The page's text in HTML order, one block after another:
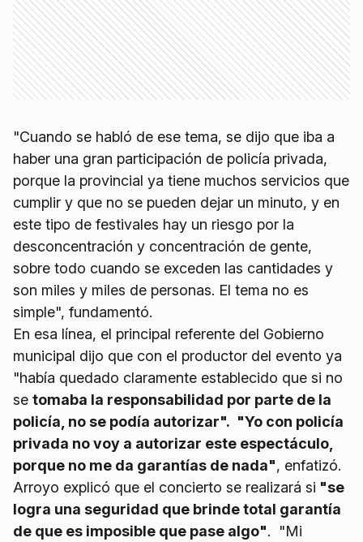
"Cuando se habló de ese tema, se dijo que iba a
haber una gran participación de policía privada,
porque la provincial ya tiene muchos servicios que
cumplir y que no se pueden dejar un minuto, y en
este tipo de festivales hay un riesgo por la
desconcentración y concentración de gente,
sobre todo cuando se exceden las cantidades y
son miles y miles de personas. El tema no es
simple", fundamentó.
En esa línea, el principal referente del Gobierno
municipal dijo que con el productor del evento ya
"había quedado claramente establecido que si no
se tomaba la responsabilidad por parte de la
policía, no se podía autorizar". "Yo con policía
privada no voy a autorizar este espectáculo,
porque no me da garantías de nada", enfatizó.
Arroyo explicó que el concierto se realizará si "se
logra una seguridad que brinde total garantía
de que es imposible que pase algo". "Mi